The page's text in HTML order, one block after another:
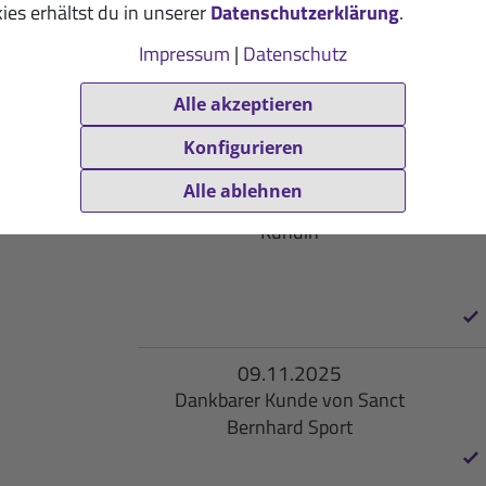
erhältst du in unsererDatenschutzerklärung.
Impressum | Datenschutz
Alle akzeptieren
Konfigurieren
Alle ablehnen
11.11.2025
Dankbare Sanct Bernhard Sport-
Kundin
09.11.2025
Dankbarer Kunde von Sanct
Bernhard Sport